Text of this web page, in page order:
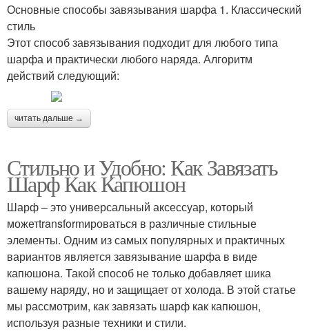
Основные способы завязывания шарфа 1. Классический
стиль
Этот способ завязывания подходит для любого типа
шарфа и практически любого наряда. Алгоритм
действий следующий:
читать дальше →
Стильно и Удобно: Как Завязать
Шарф Как Капюшон
Шарф – это универсальный аксессуар, который
можетtransformироваться в различные стильные
элементы. Одним из самых популярных и практичных
вариантов является завязывание шарфа в виде
капюшона. Такой способ не только добавляет шика
вашему наряду, но и защищает от холода. В этой статье
мы рассмотрим, как завязать шарф как капюшон,
используя разные техники и стили.